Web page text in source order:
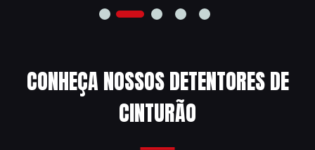
CONHEÇA NOSSOS DETENTORES DE
CINTURÃO